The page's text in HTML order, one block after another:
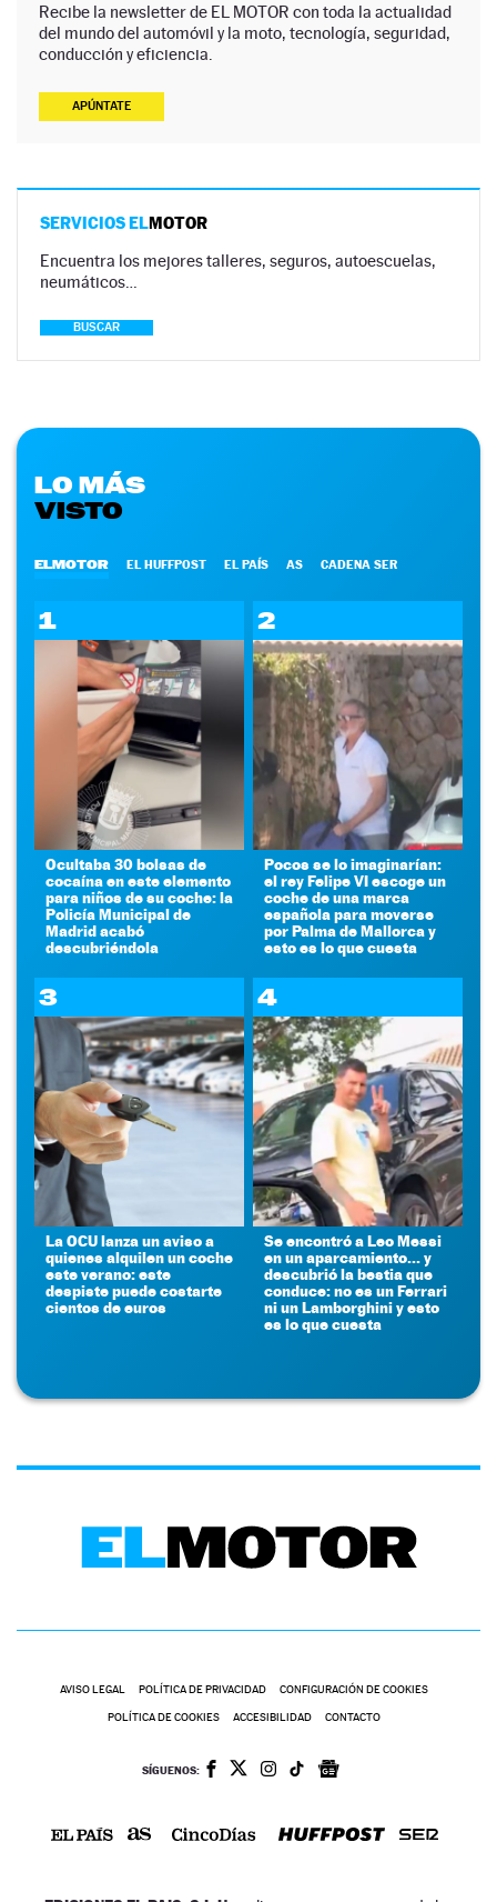
Recibe la newsletter de EL MOTOR con toda la actualidad
del mundo del automóvil y la moto, tecnología, seguridad,
conducción y eficiencia.
APÚNTATE
SERVICIOS ELMOTOR
Encuentra los mejores talleres, seguros, autoescuelas,
neumáticos…
BUSCAR
LO MÁS
VISTO
ELMOTOR EL HUFFPOST EL PAÍS AS CADENA SER
1
Ocultaba 30 bolsas de
cocaína en este elemento
para niños de su coche: la
Policía Municipal de
Madrid acabó
descubriéndola
2
Pocos se lo imaginarían:
el rey Felipe VI escoge un
coche de una marca
española para moverse
por Palma de Mallorca y
esto es lo que cuesta
3
La OCU lanza un aviso a
quienes alquilen un coche
este verano: este
despiste puede costarte
cientos de euros
4
Se encontró a Leo Messi
en un aparcamiento... y
descubrió la bestia que
conduce: no es un Ferrari
ni un Lamborghini y esto
es lo que cuesta
AVISO LEGAL POLÍTICA DE PRIVACIDAD CONFIGURACIÓN DE COOKIES
POLÍTICA DE COOKIES ACCESIBILIDAD CONTACTO
SÍGUENOS: